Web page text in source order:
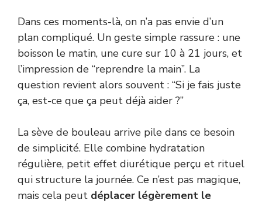
Dans ces moments-là, on n’a pas envie d’un
plan compliqué. Un geste simple rassure : une
boisson le matin, une cure sur 10 à 21 jours, et
l’impression de “reprendre la main”. La
question revient alors souvent : “Si je fais juste
ça, est-ce que ça peut déjà aider ?”
La sève de bouleau arrive pile dans ce besoin
de simplicité. Elle combine hydratation
régulière, petit effet diurétique perçu et rituel
qui structure la journée. Ce n’est pas magique,
mais cela peut déplacer légèrement le